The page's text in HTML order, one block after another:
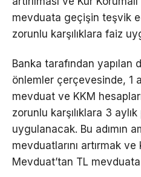
mevduata geçişin teşvik
zorunlu karşılıklara faiz
Banka tarafından yapılan
önlemler çerçevesinde, 1
mevduat ve KKM
zorunlu karşılıklara 3
uygulanacak. Bu adımın
mevduatlarını artırmak ve
Mevduat’tan TL